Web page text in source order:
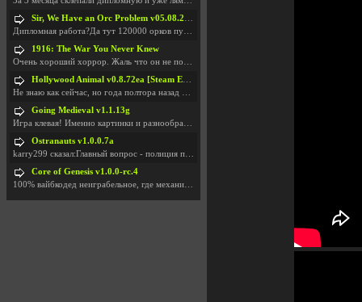
Sir, We Have an Orc Problem v05.08.2026
Дипломная работа?Да тут 120000 орков путь выбирают
1916: The War You Never Knew
Очень хороший хоррор. Жаль что он не получил должн
Hollywood Animal v0.8.72ea [Steam Early Access]
Не знаю как сейчас, но года полтора назад игра был
Going Medieval v1.1.13g
Игра клевая! Именно картинки и разнообразия в стро
Ostranauts v1.0.0.7a
karry299 сказал:Главный вопрос - полиция по-прежне
Core of Genesis v1.0.0-rc.4
100% вайбкодед неиграбельное, где механики знает т